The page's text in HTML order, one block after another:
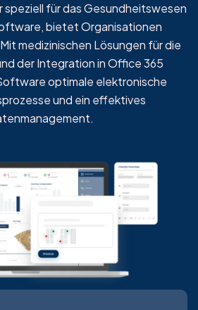
speziell für das Gesundheitswesen
bietet Organisationen
medizinischen Lösungen für die
der Integration in Office 365
optimale elektronische
und ein effektives